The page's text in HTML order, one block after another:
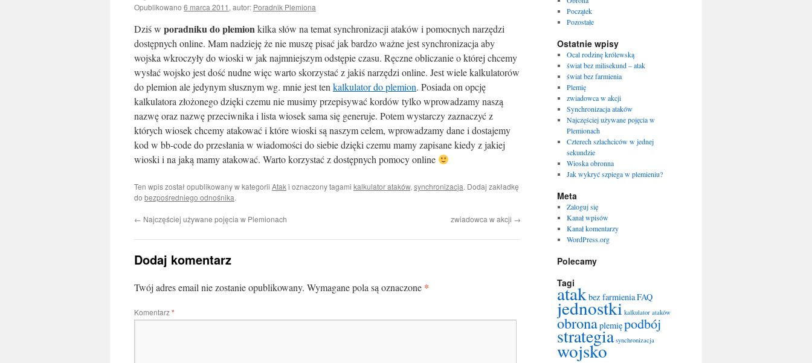
Opublikowano 6 marca 2011 , autor: Poradnik Plemiona
Dziś w poradniku do plemionkilka słów na temat synchronizacji ataków i pomocnych narzędzi
dostępnych online. Mam nadzieję że nie muszę pisać jak bardzo ważne jest synchronizacja aby
wojska wkroczyły do wioski w jak najmniejszym odstępie czasu. Ręczne obliczanie o której chcemy
wysłać wojsko jest dość nudne więc warto skorzystać z jakiś narzędzi online. Jest wiele kalkulatorów
do plemion ale jedynym słusznym wg. mnie jest ten kalkulator do plemion. Posiada on opcję
kalkulatora złożonego dzięki czemu nie musimy przepisywać kordów tylko wprowadzamy naszą
nazwę oraz nazwę przeciwnika i lista wiosek sama się generuje. Potem wystarczy zaznaczyć z
których wiosek chcemy atakować i które wioski są naszym celem, wprowadzamy dane i dostajemy
kod w bb-code do przesłania w wiadomości do siebie dzięki czemu mamy zapisane kiedy z jakiej
wioski i na jaką mamy atakować. Warto korzystać z dostępnych pomocy online
Ten wpis został opublikowany w kategorii Ataki oznaczony tagami kalkulator ataków, synchronizacja. Dodaj zakładkę
do bezpośredniego odnośnika.
← Najczęściej używane pojęcia w Plemionach zwiadowca w akcji →
Dodaj komentarz
Twój adres email nie zostanie opublikowany. Wymagane pola są oznaczone *
Komentarz*
Początek
Pozostałe
Ostatnie wpisy
Ocal rodzinę królewską
świat bez milisekund – atak
świat bez farmienia
Plemię
zwiadowca w akcji
Synchronizacja ataków
Najczęściej używane pojęcia w
Plemionach
Czterech szlachciców w jednej
sekundzie
Wioska obronna
Jak wykryć szpiega w plemieniu?
Meta
Zaloguj się
Kanał wpisów
Kanał komentarzy
WordPress.org
Polecamy
Tagi
atakbez farmieniaFAQ
jednostki kalkulator ataków
obronaplemiępodbój
strategia synchronizacja
wojsko